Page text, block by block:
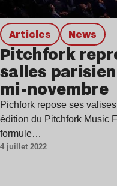
Articles news
Pitchfork
salles
mi-novembre
Pichfork repose ses
édition du Pitchfork Music
formule…
4 juillet 2022